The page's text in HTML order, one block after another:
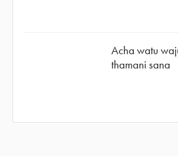
Acha watu
thamani sana